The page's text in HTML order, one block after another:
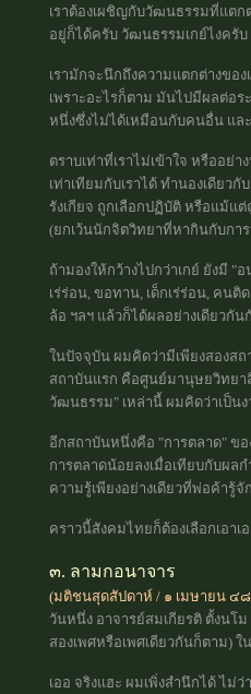
เราต้องเผชิญกับวัฒนธรรมที่แต
อยู่ก็ได้ครับ วัฒนธรรมเกย์ไงครับ
เรามักจะนึกถึงความแตกต่างขอ
เพราะอะไรก็ตาม มันไปมีผลต่อ
หนึ่งซึ่งไม่ได้เหมือนกับคนอื่น แล
ตราบเท่าที่เราไม่เข้าใจ หรืออ
เท่าเทียมกับเราได้ ทำนองเดียว
รังเกียจ ถูกเลือกปฏิบัติ หรือแม้แ
(ยกเว้นนักจิตวิทยาที่หากินกับกา
ถ้ามองให้กว้างไปกว่าเกย์ ยังมี
เร่ร่อน, ขอทาน, เด็กเร่ร่อน, คนติ
ล้อ ฯลฯ แล้วก็ได้ผลอย่างเดียวกั
ในปัจจุบัน ผมคิดว่ามีเพียงสองส
สถาบันแรก คือศูนย์มานุษยวิทยา
วัฒนธรรม" เหล่านี้ ผมคิดว่าเป็น
อีกสถาบันหนึ่งคือ "การตลาด" ข
การตลาดน้อยลงเมื่อเทียบกับผล
ความรู้เพียงอย่างเดียวที่พ่อค้ารู้
คราวนี้สังคมไทยก็ต้องเลือกเอา
๓. ลามกอนาจาร
(มติชนสุดสัปดาห์ / ๑ เมษายน ๔
วันหนึ่ง อาจารย์สมเกียรติ ตั้งนโ
สองเพศหรือเพศเดียวกันก็ตาม)
เออ จริงแฮะ ผมเพิ่งสำนึกได้ ไม่